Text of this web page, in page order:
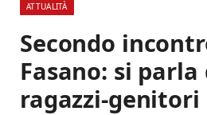
ATTUALITÀ
Secondo
Fasano: si
ragazzi-genitori